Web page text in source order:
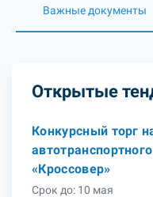
Важные документы
Открытые
Конкурсный торг
«Кроссовер»
Срок до: 10 мая